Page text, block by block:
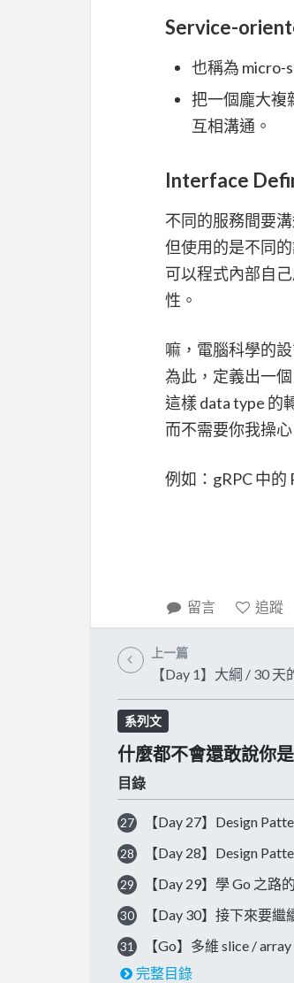
Service-
也稱為 micro-
把一個龐大複
互相溝通。
Interface
不同的服務間要溝
但使用的是不同
可以程式內部自
性。
嘛，電腦科學的
為此，定義出一
這樣 data type 的
而不需要你我操心
例如：gRPC 中
留言 追蹤
上一篇
【Day 1】大綱 / 30
系列文
什麼都不會還敢說你
目錄
27 【Day 27】Design
28 【Day 28】Design
29 【Day 29】學 Go 之路
30 【Day 30】接下來要
31
【Go】多維 slice / array
完整目錄